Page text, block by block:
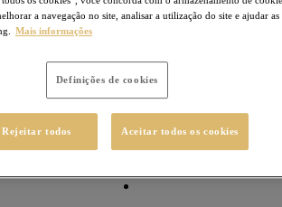
a navegação no site, analisar a utilização do site e ajudar as
Mais informações
Definições de cookies
Rejeitar todos Aceitar todos os cookies